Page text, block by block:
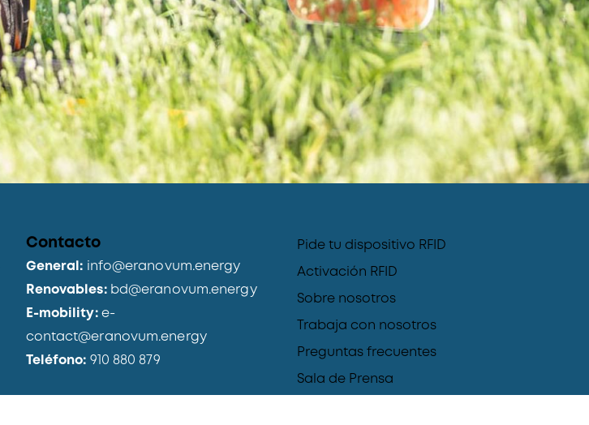
Contacto
General: info@eranovum.energy
Renovables:bd@eranovum.energy
E-mobility:e-
contact@eranovum.energy
Teléfono: 910 880 879
Pide tu dispositivo RFID
Activación RFID
Sobre nosotros
Trabaja con nosotros
Preguntas frecuentes
Sala de Prensa